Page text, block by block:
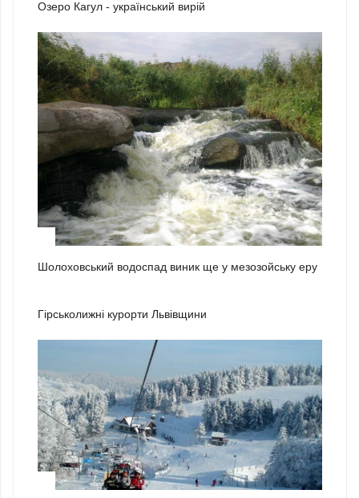
Озеро Кагул - український вирій
Шолоховський водоспад виник ще у мезозойську еру
Гірськолижні курорти Львівщини